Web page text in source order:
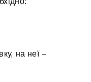
на неї –